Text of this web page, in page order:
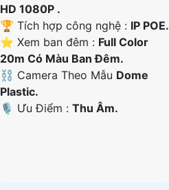
HD 1080P .
🏆 Tích hợp công nghệ : IP POE.
⭐ Xem ban đêm : Full Color
20m Có Màu Ban Ðêm.
⛓ Camera Theo Mẫu Dome
Plastic.
️🎙 Ưu Điểm : Thu Âm.